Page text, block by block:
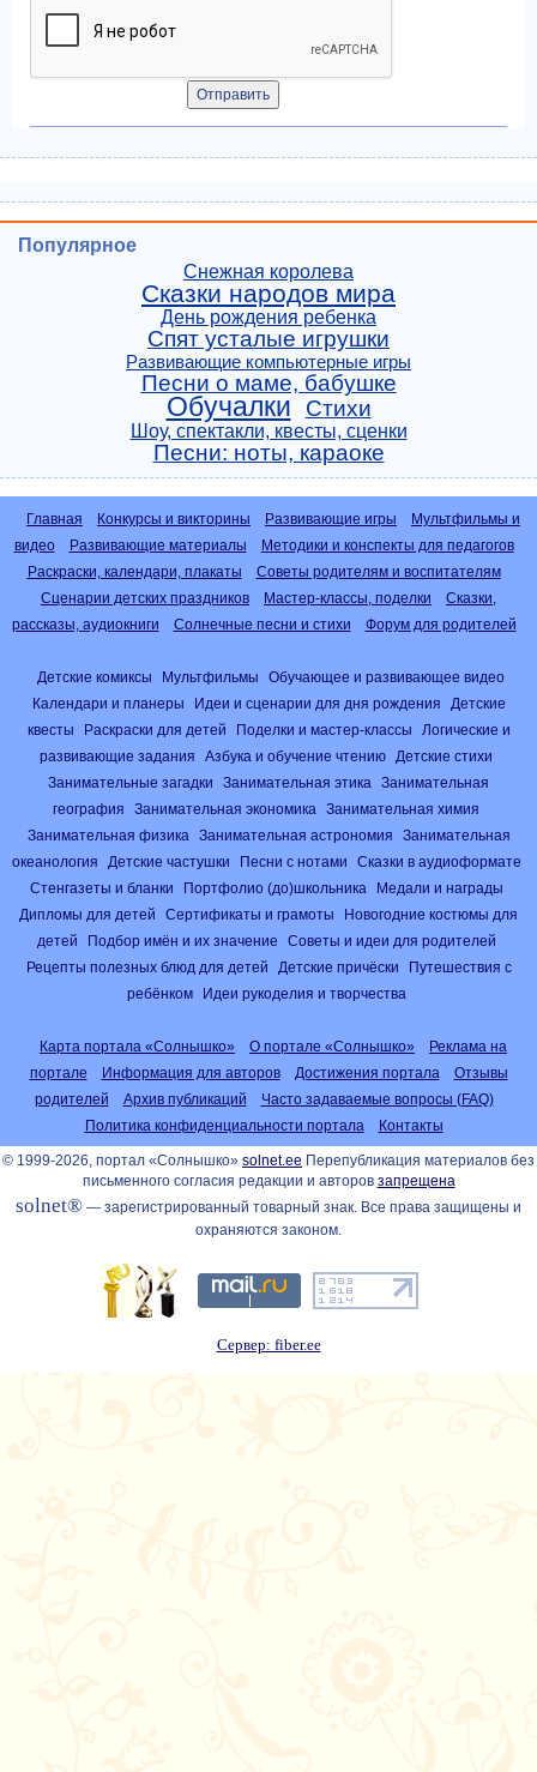
Популярное
Снежная королева
Сказки народов мира
День рождения ребенка
Спят усталые игрушки
Развивающие компьютерные игры
Песни о маме, бабушке
Обучалки Стихи
Шоу, спектакли, квесты, сценки
Песни: ноты, караоке
Главная Конкурсы и викторины Развивающие игры
Мультфильмы и
видео
Развивающие материалы
Методики и конспекты для педагогов
Раскраски, календари, плакаты
Советы родителям и воспитателям
Сценарии детских праздников
Мастер-классы, поделки
Сказки,
рассказы, аудиокниги
Солнечные песни и стихи Форум для родителей
Детские комиксы Мультфильмы
Обучающее и развивающее видео
Календари и планеры
Идеи и сценарии для дня рождения
Детские
квесты
Раскраски для детей Поделки и мастер-классы
Логические и
развивающие задания
Азбука и обучение чтению
Детские стихи
Занимательные загадки
Занимательная этика
Занимательная
география
Занимательная экономика
Занимательная химия
Занимательная физика
Занимательная астрономия
Занимательная
океанология
Детские частушки Песни с нотами
Сказки в аудиоформате
Стенгазеты и бланки
Портфолио (до)школьника
Медали и награды
Дипломы для детей
Сертификаты и грамоты
Новогодние костюмы для
детей
Подбор имён и их значение
Советы и идеи для родителей
Рецепты полезных блюд для детей
Детские причёски
Путешествия с
ребёнком
Идеи рукоделия и творчества
Карта портала «Солнышко» О портале «Солнышко»
Реклама на
портале
Информация для авторов Достижения портала
Отзывы
родителей
Архив публикаций
Часто задаваемые вопросы (FAQ)
Политика конфиденциальности портала
Контакты
© 1999-2026, портал «Солнышко» solnet.ee Перепубликация материалов без
письменного согласия редакции и авторов запрещена
solnet® — зарегистрированный товарный знак. Все права защищены и
охраняются законом.
Сервер: fiber.ee